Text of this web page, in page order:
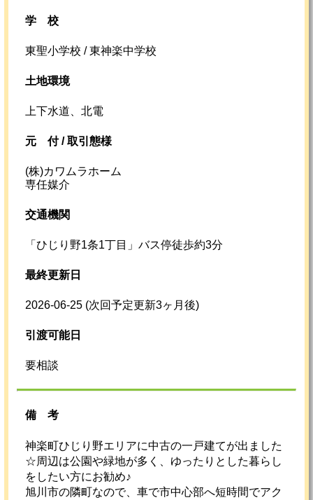
学校
東聖小学校 / 東神楽中学校
土地環境
上下水道、北電
元 付 /取引態様
(株)カワムラホーム
専任媒介
交通機関
「ひじり野1条1丁目」バス停徒歩約3分
最終更新日
2026-06-25 (次回予定更新3ヶ月後)
引渡可能日
要相談
備考
神楽町ひじり野エリアに中古の一戸建てが出ました
☆周辺は公園や緑地が多く、ゆったりとした暮らし
をしたい方にお勧め♪
旭川市の隣町なので、車で市中心部へ短時間でアク